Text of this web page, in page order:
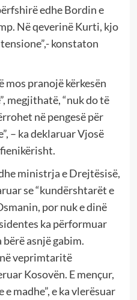
edhe Bordin e
Në qeverinë Kurti, kjo
konstaton
mos pranojë kërkesën
megjithatë, “nuk do të
në pengesë për
– ka deklaruar Vjosë
ministrja e Drejtësisë,
se “kundërshtarët e
por nuk e dinë
ka përformuar
asnjë gabim.
veprimtaritë
Kosovën. E mençur,
madhe”, e ka vlerësuar